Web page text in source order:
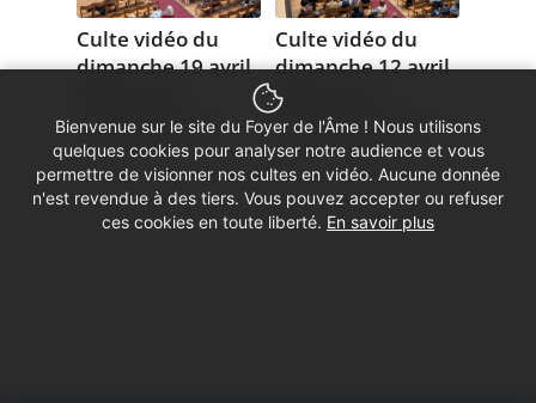
Culte vidéo du
dimanche 19 avril
Frédéric Genty
19 avril 2026
Culte vidéo du
dimanche 12 avril
2026 – par
Sandrine Maurot
12 avril 2026
Bienvenue sur le site du Foyer de l'Âme ! Nous utilisons
quelques cookies pour analyser notre audience et vous
permettre de visionner nos cultes en vidéo. Aucune donnée
n'est revendue à des tiers. Vous pouvez accepter ou refuser
ces cookies en toute liberté. En savoir plus